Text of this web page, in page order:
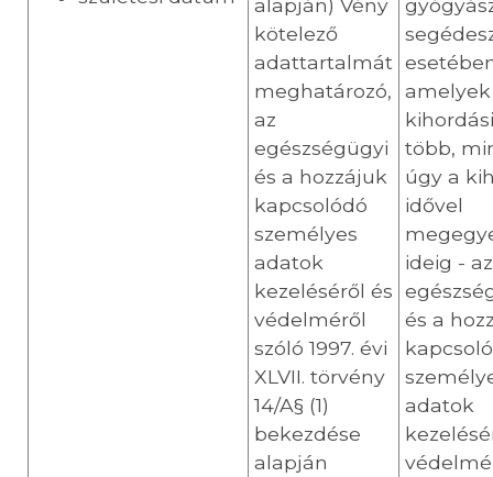
alapján) Vény
kötelező
adattartalmát
meghatározó,
az
egészségügyi
és a hozzájuk
kapcsolódó
személyes
adatok
kezeléséről és
védelméről
szóló 1997. évi
XLVII. törvény
14/A§ (1)
bekezdése
alapján
amelyek
több,
úgy a
idővel
ideig - az
és a
adatok